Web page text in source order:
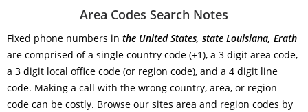
Area Codes Search Notes
Fixed phone numbers in the United States, state Louisiana, Erath
are comprised of a single country code (+1), a 3 digit area code,
a 3 digit local office code (or region code), and a 4 digit line
code. Making a call with the wrong country, area, or region
code can be costly. Browse our sites area and region codes by